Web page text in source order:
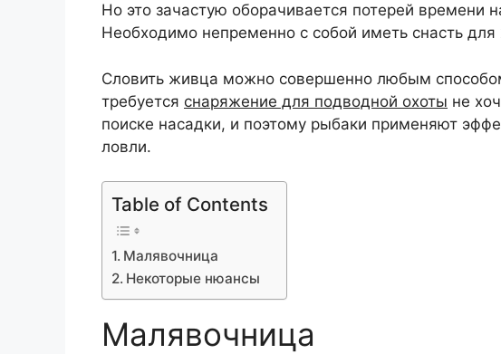
Но это зачастую оборачивается потерей времени
Необходимо непременно с собой иметь снасть
Словить живца можно совершенно любым
требуется снаряжение для подводной охоты не
поиске насадки, и поэтому рыбаки применяют
ловли.
Table of Contents
Малявочница
Некоторые нюансы
Малявочница